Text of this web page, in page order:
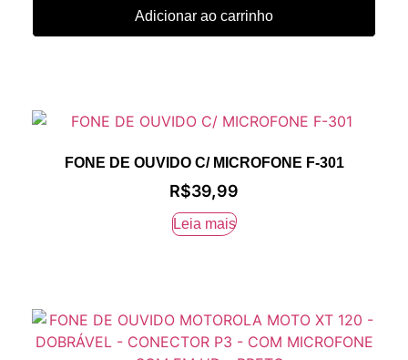
Adicionar ao carrinho
FONE DE OUVIDO C/ MICROFONE F-301
R$39,99
Leia mais